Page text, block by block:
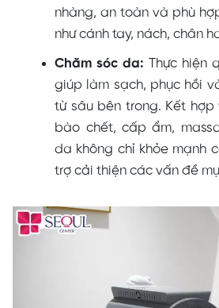
nhàng, an toàn và phù
như cánh tay, nách, chân
Chăm sóc da:Thực hiện
giúp làm sạch, phục hồi
từ sâu bên trong. Kết
bào chết, cấp ẩm,
da không chỉ khỏe mạnh
trợ cải thiện các vấn đề